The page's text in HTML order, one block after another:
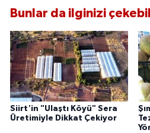
Bunlar da ilginizi
Siirt'in "Ulaştı Köyü" Sera
Üretimiyle Dikkat Çekiyor